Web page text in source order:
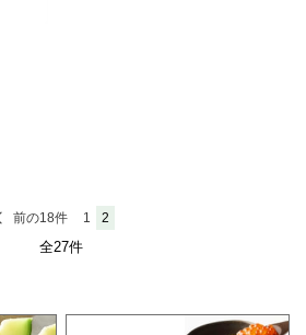
前の18件 1 2
全27件